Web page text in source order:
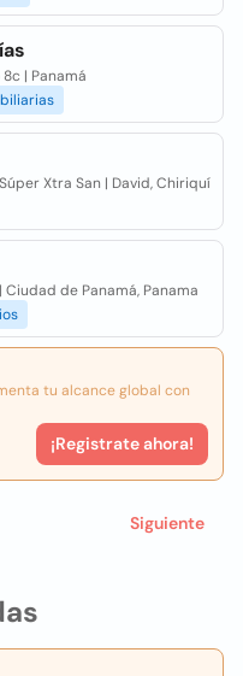
| Panamá
Xtra San | David, Chiriquí
Ciudad de Panamá, Panama
tu alcance global con
¡Registrate ahora!
Siguiente